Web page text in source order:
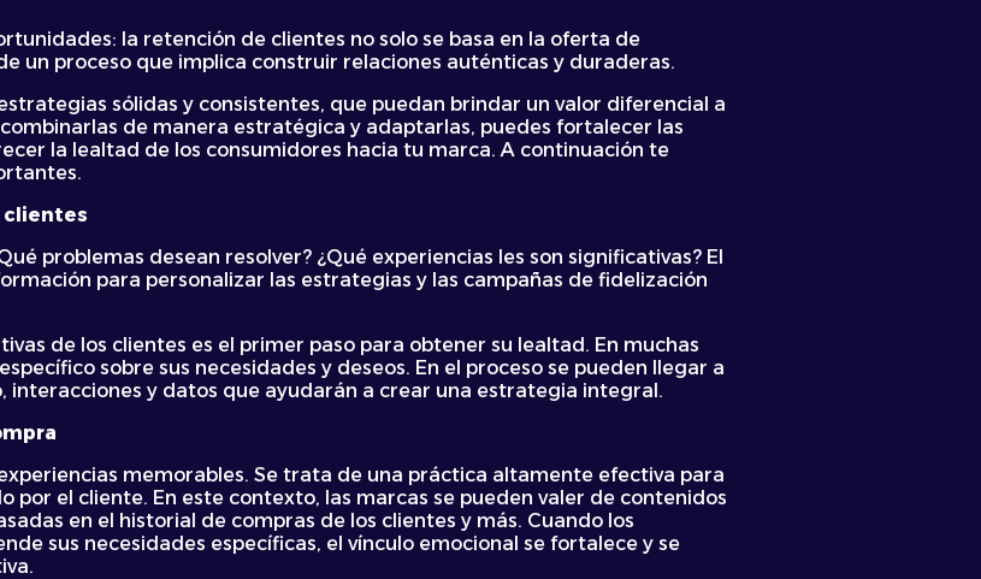
la retención de clientes no solo se basa en la oferta de
un proceso que implica construir relaciones auténticas y duraderas.
sólidas y consistentes, que puedan brindar un valor diferencial a
de manera estratégica y adaptarlas, puedes fortalecer las
la lealtad de los consumidores hacia tu marca. A continuación te
clientes
problemas desean resolver? ¿Qué experiencias les son significativas? El
para personalizar las estrategias y las campañas de fidelización
de los clientes es el primer paso para obtener su lealtad. En muchas
sobre sus necesidades y deseos. En el proceso se pueden llegar a
y datos que ayudarán a crear una estrategia integral.
memorables. Se trata de una práctica altamente efectiva para
por el cliente. En este contexto, las marcas se pueden valer de contenidos
en el historial de compras de los clientes y más. Cuando los
sus necesidades específicas, el vínculo emocional se fortalece y se